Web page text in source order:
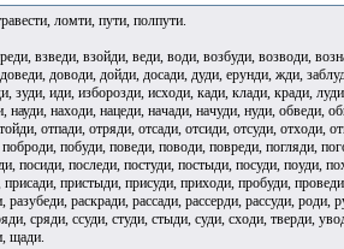
ломти, пути, полпути.
взведи, взойди, веди, води, возбуди, возводи,
доводи, дойди, досади, дуди, ерунди, жди,
зуди, иди, изборозди, исходи, кади, клади, кради,
находи, нацеди, начади, начуди, нуди, обведи,
отпади, отряди, отсади, отсиди, отсуди, отходи,
побуди, поведи, поводи, повреди, погляди,
посиди, последи, постуди, постыди, посуди, поуди,
пристыди, присуди, приходи, пробуди,
раскради, рассади, рассерди, рассуди,
сряди, ссуди, студи, стыди, суди, сходи, тверди,
щади.